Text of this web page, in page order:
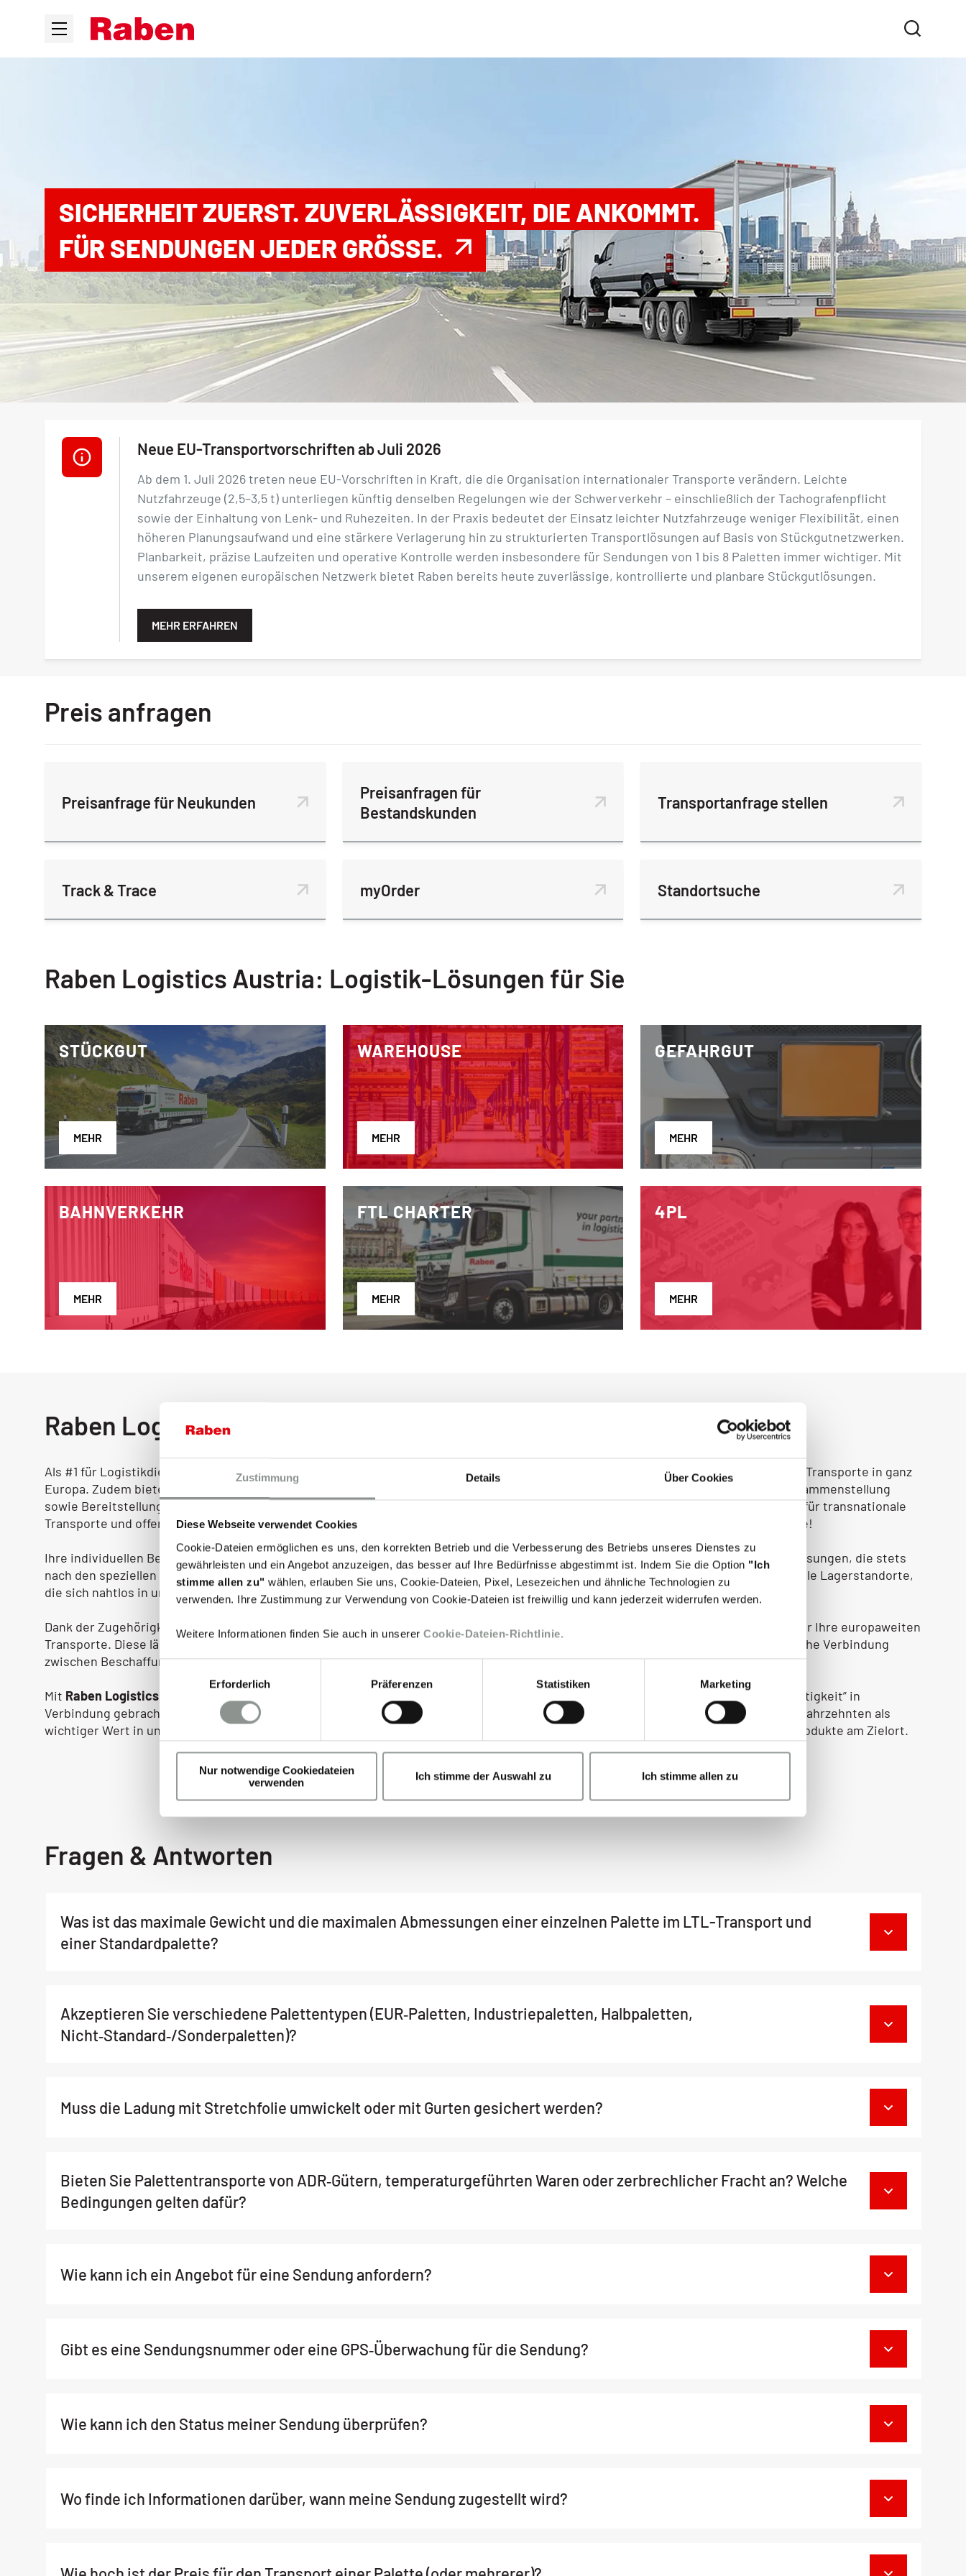
Zustimmung Details Über Cookies
Diese Webseite verwendet Cookies
Cookie-Dateien ermöglichen es uns, den korrekten Betrieb und die Verbesserung des Betriebs unseres Dienstes zu
gewährleisten und ein Angebot anzuzeigen, das besser auf Ihre Bedürfnisse abgestimmt ist. Indem Sie die Option "Ich
stimme allen zu" wählen, erlauben Sie uns, Cookie-Dateien, Pixel, Lesezeichen und ähnliche Technologien zu
verwenden. Ihre Zustimmung zur Verwendung von Cookie-Dateien ist freiwillig und kann jederzeit widerrufen werden.
Weitere Informationen finden Sie auch in unserer Cookie-Dateien-Richtlinie.
E
w
i
g
s
w
Erforderlich Präferenzen Statistiken Marketing
Nur notwendige Cookiedateien
verwenden
Ich stimme der Auswahl zu Ich stimme allen zu
SICHERHEIT ZUERST. ZUVERLÄSSIGKEIT, DIE ANKOMMT.
FÜR SENDUNGEN JEDER GRÖSSE.
Neue EU-Transportvorschriften ab Juli 2026
Ab dem 1. Juli 2026 treten neue EU-Vorschriften in Kraft, die die Organisation internationaler Transporte verändern. Leichte
Nutzfahrzeuge (2,5–3,5 t) unterliegen künftig denselben Regelungen wie der Schwerverkehr – einschließlich der Tachografenpflicht
sowie der Einhaltung von Lenk- und Ruhezeiten. In der Praxis bedeutet der Einsatz leichter Nutzfahrzeuge weniger Flexibilität, einen
höheren Planungsaufwand und eine stärkere Verlagerung hin zu strukturierten Transportlösungen auf Basis von Stückgutnetzwerken.
Planbarkeit, präzise Laufzeiten und operative Kontrolle werden insbesondere für Sendungen von 1 bis 8 Paletten immer wichtiger. Mit
unserem eigenen europäischen Netzwerk bietet Raben bereits heute zuverlässige, kontrollierte und planbare Stückgutlösungen.
MEHR ERFAHREN
Preis anfragen
Preisanfrage für Neukunden
Preisanfragen für
Bestandskunden
Transportanfrage stellen
Track & Trace myOrder Standortsuche
Raben Logistics Austria: Logistik-Lösungen für Sie
STÜCKGUT
MEHR
WAREHOUSE
MEHR
GEFAHRGUT
MEHR
BAHNVERKEHR
MEHR
FTL CHARTER
MEHR
4PL
MEHR
Raben Logistics Austria - Ihr Logistikdienstleister
Als #1 für Logistikdienstleistungen in Österreich garantieren wir ein flächendeckendes Netzwerk und logistische Fachkompetenz für Transporte in ganz
Europa. Zudem bieten wir individuelle Lagerlogistik- und Kommissionierleistungen für die sichere Verwahrung und zuverlässige Zusammenstellung
sowie Bereitstellung Ihrer Waren und Produkte für den Transport. Raben Logistics Austria ist Ihr österreichischer Komplettanbieter für transnationale
Transporte und offeriert Gesamtlösungen aus einer Hand. Profitieren Sie von unserem langjährigen Know-how in der Logistikbranche!
Ihre individuellen Bedürfnisse und Anforderungen stehen für uns im Mittelpunkt. Sie profitieren dadurch von praktischen Transportlösungen, die stets
nach den speziellen Anforderungen unserer Kunden erstellt werden. Komplementiert wird unser großes Transportnetzwerk durch viele Lagerstandorte,
die sich nahtlos in unsere Transportdienstleistungen integrieren lassen.
Dank der Zugehörigkeit zum Raben Group-Netzwerk
mit 170+ eigenen Standorten in 17 Ländern Europas sind wir der ideale Partner für Ihre europaweiten
Transporte. Diese länderübergreifenden Netzwerke und durchdachte Verteilersysteme ermöglichen eine lückenlose und wirtschaftliche Verbindung
zwischen Beschaffungs- und Absatzmärkten. Dies garantiert, dass Ihre Waren schnellstmöglich am richtigen Ort ankommen.
Mit Raben Logistics Austria
in eine bessere Zukunft! Der Begriff “Logistik” wird immer öfter mit der Definition des Begriffes “Nachhaltigkeit” in
Verbindung gebracht. Und das völlig zurecht. Der Fokus auf umweltfreundliche Lösungen ist für uns nicht neu, sondern gilt seit drei Jahrzehnten als
wichtiger Wert in unserem Unternehmen. Wir sorgen mit Internationalen Lösungen für eine schnelle und pünktliche Ankunft Ihrer Produkte am Zielort.
Fragen & Antworten
Was ist das maximale Gewicht und die maximalen Abmessungen einer einzelnen Palette im LTL-Transport und
einer Standardpalette?
Akzeptieren Sie verschiedene Palettentypen (EUR‑Paletten, Industriepaletten, Halbpaletten,
Nicht‑Standard‑/Sonderpaletten)?
Muss die Ladung mit Stretchfolie umwickelt oder mit Gurten gesichert werden?
Bieten Sie Palettentransporte von ADR‑Gütern, temperaturgeführten Waren oder zerbrechlicher Fracht an? Welche
Bedingungen gelten dafür?
Wie kann ich ein Angebot für eine Sendung anfordern?
Gibt es eine Sendungsnummer oder eine GPS‑Überwachung für die Sendung?
Wie kann ich den Status meiner Sendung überprüfen?
Wo finde ich Informationen darüber, wann meine Sendung zugestellt wird?